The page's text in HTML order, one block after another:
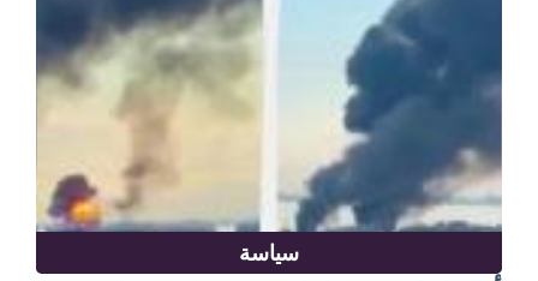
سياسة